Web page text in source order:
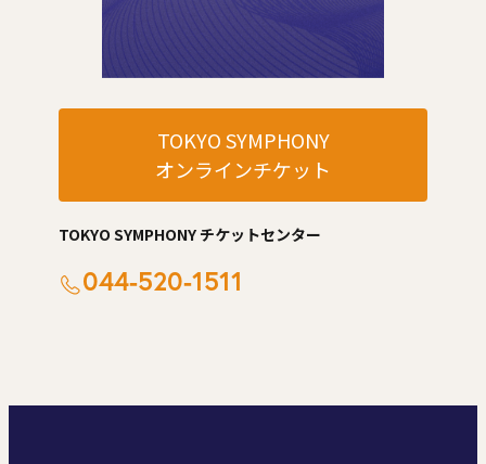
TOKYO SYMPHONY
オンラインチケット
TOKYO SYMPHONY チケットセンター
044-520-1511